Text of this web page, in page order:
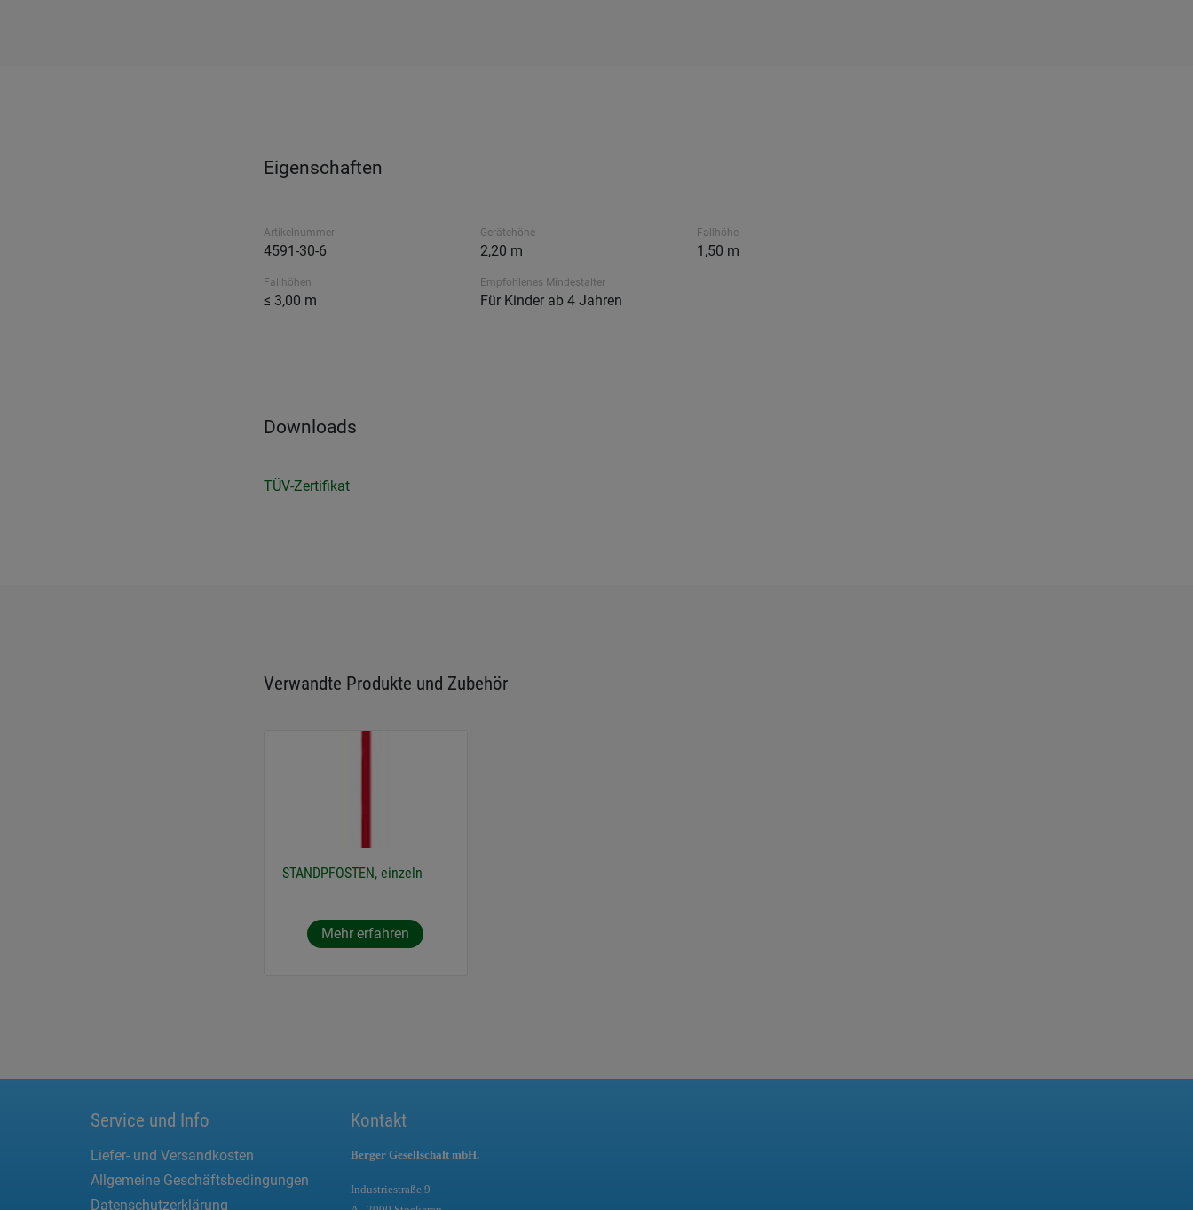
Eigenschaften
Artikelnummer
4591-30-6
Gerätehöhe
2,20 m
Fallhöhe
1,50 m
Fallhöhen
≤ 3,00 m
Empfohlenes Mindestalter
Für Kinder ab 4 Jahren
Downloads
TÜV-Zertifikat
Verwandte Produkte und Zubehör
STANDPFOSTEN, einzeln
Mehr erfahren
Service und Info
Liefer- und Versandkosten
Allgemeine Geschäftsbedingungen
Datenschutzerklärung
Kontakt
Berger Gesellschaft mbH.
Industriestraße 9